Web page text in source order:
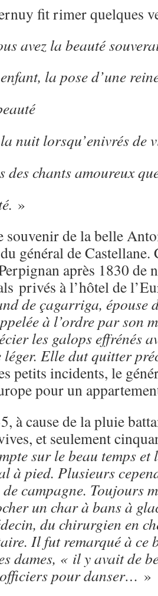
fit rimer quelques
avez la beauté
la pose d’une
nuit lorsqu’enivrés de
des chants amoureux
»
souvenir de la belle
général de
après 1830 de
privés à l’hôtel de
de çagarriga, épouse
à l’ordre par son
les galops effrénés
léger. Elle dut quitter
petits incidents, le
pour un
à cause de la pluie
et seulement
sur le beau temps et
à pied. Plusieurs
campagne. Toujours
un char à bans à
du chirurgien en
Il fut remarqué à ce
dames, « il y avait de
pour danser… »